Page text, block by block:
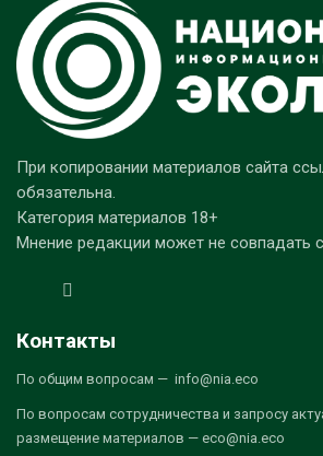
При копировании материалов сайта
обязательна.
Категория материалов 18+
Мнение редакции может не совпадать
Контакты
По общим вопросам — info@nia.eco
По вопросам сотрудничества и запросу
размещение материалов — eco@nia.eco